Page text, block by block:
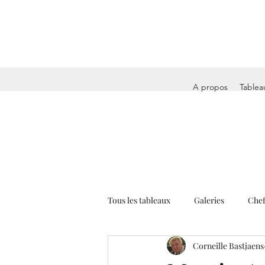
A propos
Tous les tableaux Galeries
Corneille Bastjaens